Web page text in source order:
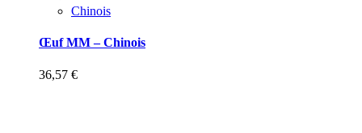
Chinois
Œuf MM – Chinois
36,57 €